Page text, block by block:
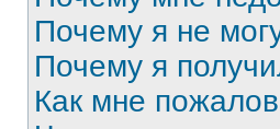
Почему я не
Почему я
Как мне